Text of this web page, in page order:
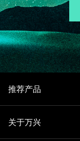
推荐产品
关于万兴